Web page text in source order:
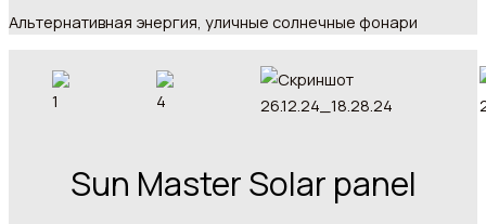
Альтернативная энергия, уличные солнечные фонари
Sun Master Solar panel